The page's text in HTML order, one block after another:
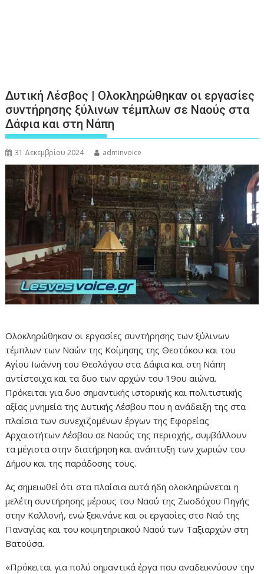
Δυτική Λέσβος | Ολοκληρώθηκαν οι εργασίες
συντήρησης ξύλινων τέμπλων σε Ναούς στα
Δάφια και στη Νάπη
31 Δεκεμβρίου 2024 adminvoice
Ολοκληρώθηκαν οι εργασίες συντήρησης των ξύλινων
τέμπλων των Ναών της Κοίμησης της Θεοτόκου και του
Αγίου Ιωάννη του Θεολόγου στα Δάφια και στη Νάπη
αντίστοιχα και τα δυο των αρχών του 19ου αιώνα.
Πρόκειται για δυο σημαντικής ιστορικής και πολιτιστικής
αξίας μνημεία της Δυτικής Λέσβου που η ανάδειξη της στα
πλαίσια των συνεχιζομένων έργων της Εφορείας
Αρχαιοτήτων Λέσβου σε Ναούς της περιοχής, συμβάλλουν
τα μέγιστα στην διατήρηση και ανάπτυξη των χωριών του
Δήμου και της παράδοσης τους.
Ας σημειωθεί ότι στα πλαίσια αυτά ήδη ολοκληρώνεται η
μελέτη συντήρησης μέρους του Ναού της Ζωοδόχου Πηγής
στην Καλλονή, ενώ ξεκινάνε και οι εργασίες στο Ναό της
Παναγίας και του κοιμητηριακού Ναού των Ταξιαρχών στη
Βατούσα.
«Πρόκειται για πολύ σημαντικά έργα που αναδεικνύουν την